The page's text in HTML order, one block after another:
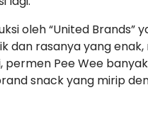
oleh “United
dan rasanya yang
Pee Wee
snack yang mirip